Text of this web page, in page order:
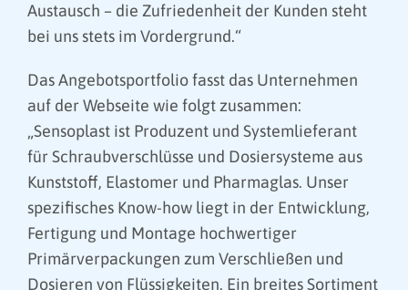
Austausch – die Zufriedenheit der Kunden steht
bei uns stets im Vordergrund.“
Das Angebotsportfolio fasst das Unternehmen
auf der Webseite wie folgt zusammen:
„Sensoplast ist Produzent und Systemlieferant
für Schraubverschlüsse und Dosiersysteme aus
Kunststoff, Elastomer und Pharmaglas. Unser
spezifisches Know-how liegt in der Entwicklung,
Fertigung und Montage hochwertiger
Primärverpackungen zum Verschließen und
Dosieren von Flüssigkeiten. Ein breites Sortiment